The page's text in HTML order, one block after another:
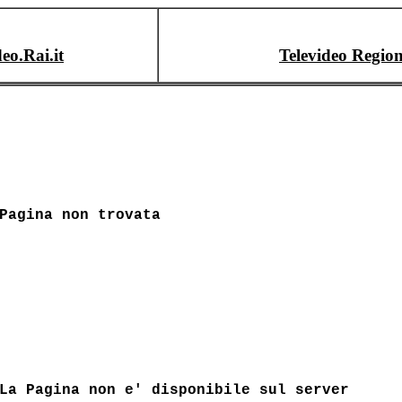
Televideo
Pagina non trovata
La Pagina non e' disponibile sul server